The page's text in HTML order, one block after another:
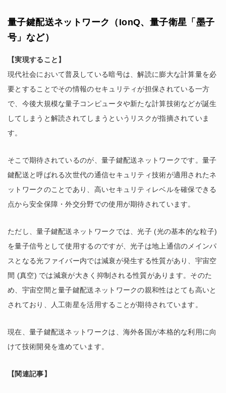
量子鍵配送ネットワーク（IonQ、量子衛星「墨子
号」など）
【実現すること】
現代社会において普及している暗号は、解読に膨大な計算量を必
要とすることでその情報のセキュリティが担保されている一方
で、今後大規模な量子コンピュータや新たな計算技術などが誕生
してしまうと解読されてしまうというリスクが指摘されていま
す。
そこで期待されているのが、量子鍵配送ネットワークです。量子
鍵配送と呼ばれる次世代の通信セキュリティ技術が適用されたネ
ットワークのことであり、高いセキュリティレベルを確保できる
点から安全保障・外交分野での使用が期待されています。
ただし、量子鍵配送ネットワークでは、光子 (光の基本的な粒子)
を量子信号として使用するのですが、光子は地上通信のメインパ
スとなる光ファイバー内では減衰が発生する性質があり、宇宙空
間 (真空) では減衰が大きく抑制される性質があります。そのた
め、宇宙空間と量子鍵配送ネットワークの親和性はとても高いと
されており、人工衛星を活用することが期待されています。
現在、量子鍵配送ネットワークは、海外各国が本格的な利用に向
けて技術開発を進めています。
【関連記事】